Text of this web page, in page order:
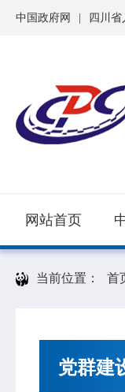
中国政府网 | 四川省
网站首页
当前位置： 首
党群建